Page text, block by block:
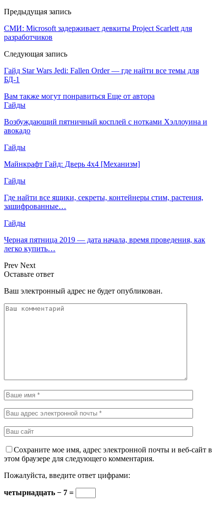
Предыдущая запись
СМИ: Microsoft задерживает девкиты Project Scarlett для
разработчиков
Следующая запись
Гайд Star Wars Jedi: Fallen Order — где найти все темы для
БД-1
Вам также могут понравиться Еще от автора
Гайды
Возбуждающий пятничный косплей с нотками Хэллоуина и
авокадо
Гайды
Майнкрафт Гайд: Дверь 4х4 [Механизм]
Гайды
Где найти все ящики, секреты, контейнеры стим, растения,
зашифрованные…
Гайды
Черная пятница 2019 — дата начала, время проведения, как
легко купить…
Prev Next
Оставьте ответ
Ваш электронный адрес не будет опубликован.
Сохраните мое имя, адрес электронной почты и веб-сайт в
этом браузере для следующего комментария.
Пожалуйста, введите ответ цифрами:
четырнадцать − 7 =